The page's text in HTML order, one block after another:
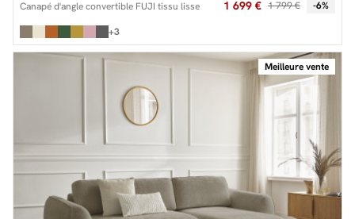
Canapé d'angle convertible FUJI tissu lisse 1 699 € 1 799 € -6%
+3
Meilleure vente